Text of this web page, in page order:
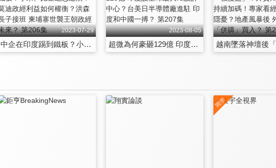
2023-07-29
中企在印度踢到鐵板？小米、比亞迪恐遭殃？莫迪政經利益如何權衡？洪森長子接班 柬埔寨世襲王朝政經未來？ 第206集
2023-08-05
超微為何豪砸129億 印度設全球最大IC設計中心？台美日半導體廠進駐 印度和中國一搏？ 第207集